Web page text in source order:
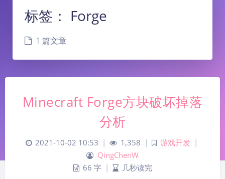
标签： Forge
1 篇文章
Minecraft Forge方块破坏掉落
分析
2021-10-02 10:53 1,358 游戏开发
QingChenW
66 字
几秒读完